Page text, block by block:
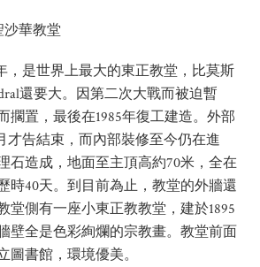
沙華教堂
，是世界上最大的東正教堂，比莫斯
還要大。因第二次大戰而被迫暫
擱置，最後在1985年復工建造。外部
才告結束，而內部裝修至今仍在進
石造成，地面至主頂高約70米，全在
時40天。到目前為止，教堂的外牆還
堂側有一座小東正教教堂，建於1895
壁全是色彩絢爛的宗教畫。教堂前面
圖書館，環境優美。